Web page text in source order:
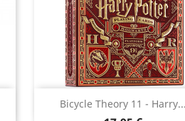
Bicycle Theory 11 - Harry...
Aperçu rapide